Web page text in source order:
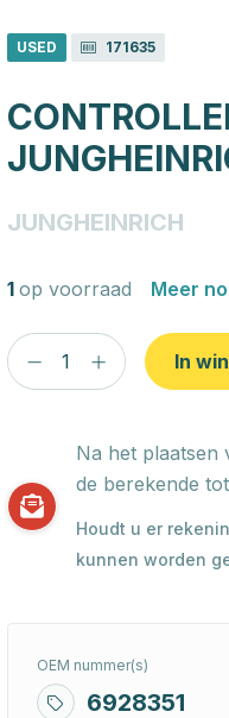
USED 171635
JUNGHEINRICH
1 op voorraad Meer
In
Na het plaatsen
de berekende
Houdt u er
kunnen worden
OEM nummer(s)
6928351